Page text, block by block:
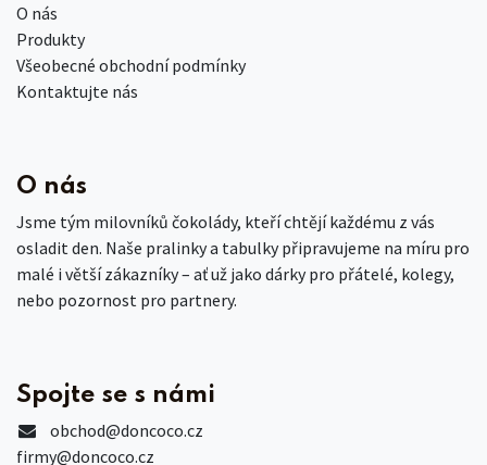
O nás
Produkty
Všeobecné obchodní podmínky
Kontaktujte nás
O nás
Jsme tým milovníků čokolády, kteří chtějí každému z vás
osladit den. Naše pralinky a tabulky připravujeme na míru pro
malé i větší zákazníky – ať už jako dárky pro přátelé, kolegy,
nebo pozornost pro partnery.
Spojte se s námi
obchod@doncoco.cz
firmy@doncoco.cz